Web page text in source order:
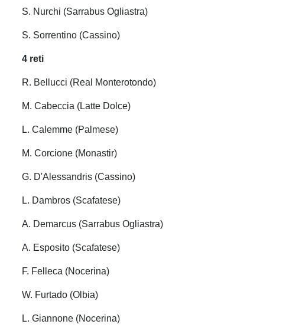
S. Nurchi (Sarrabus Ogliastra)
S. Sorrentino (Cassino)
4 reti
R. Bellucci (Real Monterotondo)
M. Cabeccia (Latte Dolce)
L. Calemme (Palmese)
M. Corcione (Monastir)
G. D'Alessandris (Cassino)
L. Dambros (Scafatese)
A. Demarcus (Sarrabus Ogliastra)
A. Esposito (Scafatese)
F. Felleca (Nocerina)
W. Furtado (Olbia)
L. Giannone (Nocerina)